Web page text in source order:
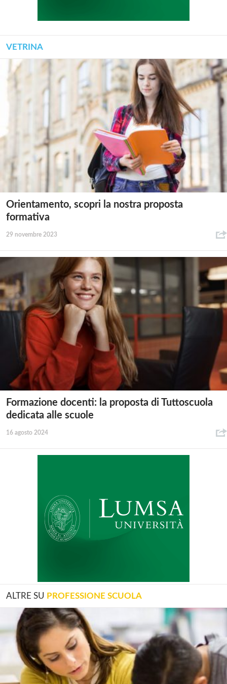
VETRINA
Orientamento, scopri la nostra proposta
formativa
29 novembre 2023
Formazione docenti: la proposta di Tuttoscuola
dedicata alle scuole
16 agosto 2024
ALTRE SU PROFESSIONE SCUOLA